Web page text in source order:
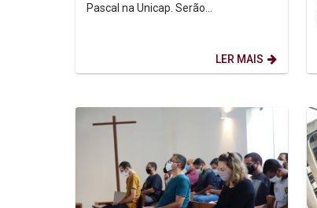
Pascal na Unicap. Serão
LER MAIS